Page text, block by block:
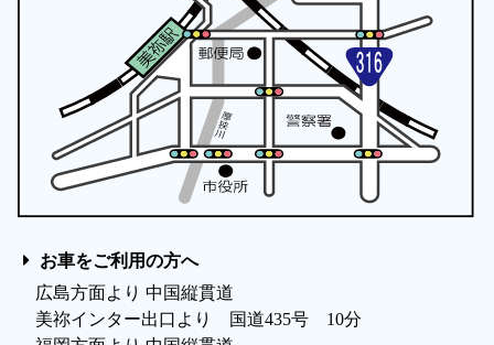
お車をご利用の方へ
広島方面より 中国縦貫道
美祢インター出口より 国道435号 10分